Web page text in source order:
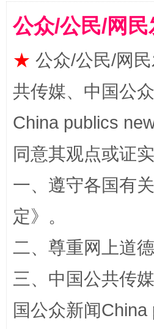
公众/公民/网
★ 公众/公民/网
共传媒、中国公
China publics
同意其观点或证
一、遵守各国有
定》。
二、尊重网上道
三、中国公共传
国公众新闻